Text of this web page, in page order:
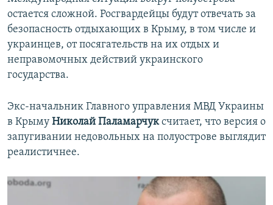
остается сложной. Росгвардейцы будут отвечать за
безопасность отдыхающих в Крыму, в том числе и
украинцев, от посягательств на их отдых и
неправомочных действий украинского
государства.
Экс-начальник Главного управления МВД Украины
в Крыму Николай Паламарчуксчитает, что версия о
запугивании недовольных на полуострове выглядит
реалистичнее.